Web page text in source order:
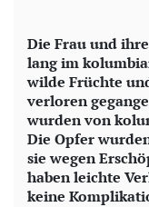
Die Frau und
lang im
wilde Früchte
verloren
wurden von
Die Opfer
sie wegen
haben leichte
keine